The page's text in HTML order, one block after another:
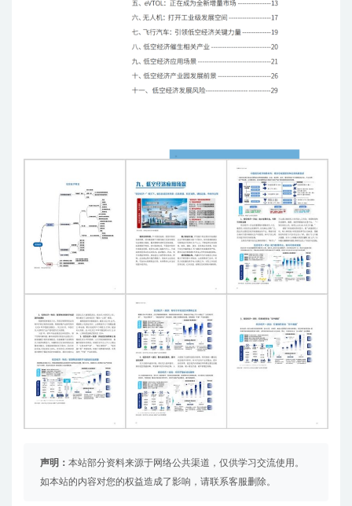
声明： 本站部分资料来源于网络公共渠道，仅供学习交流使用。
如本站的内容对您的权益造成了影响，请联系客服删除。